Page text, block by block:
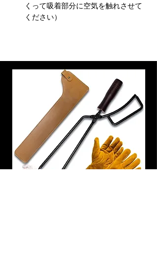
くって吸着部分に空気を触れさせて
ください）